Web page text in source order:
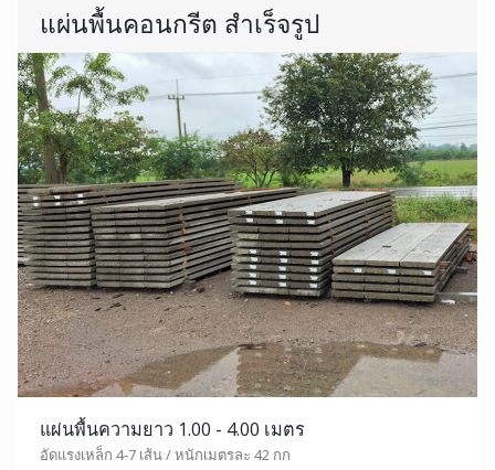
แผ่นพื้นคอนกรีต สำเร็จรูป
แผ่นพื้นความยาว 1.00 - 4.00 เมตร
อัดแรงเหล็ก 4-7 เส้น / หนักเมตรละ 42 กก